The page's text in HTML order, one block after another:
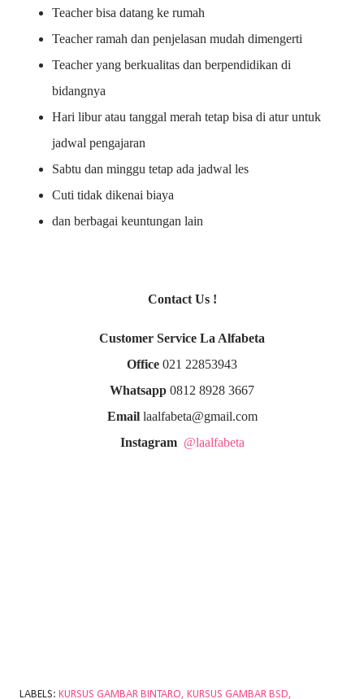
Teacher bisa datang ke rumah
Teacher ramah dan penjelasan mudah dimengerti
Teacher yang berkualitas dan berpendidikan di
bidangnya
Hari libur atau tanggal merah tetap bisa di atur untuk
jadwal pengajaran
Sabtu dan minggu tetap ada jadwal les
Cuti tidak dikenai biaya
dan berbagai keuntungan lain
Contact Us !
Customer Service La Alfabeta
Office 021 22853943
Whatsapp 0812 8928 3667
Emaillaalfabeta@gmail.com
Instagram @laalfabeta
LABELS: KURSUS GAMBAR BINTARO KURSUS GAMBAR BSD